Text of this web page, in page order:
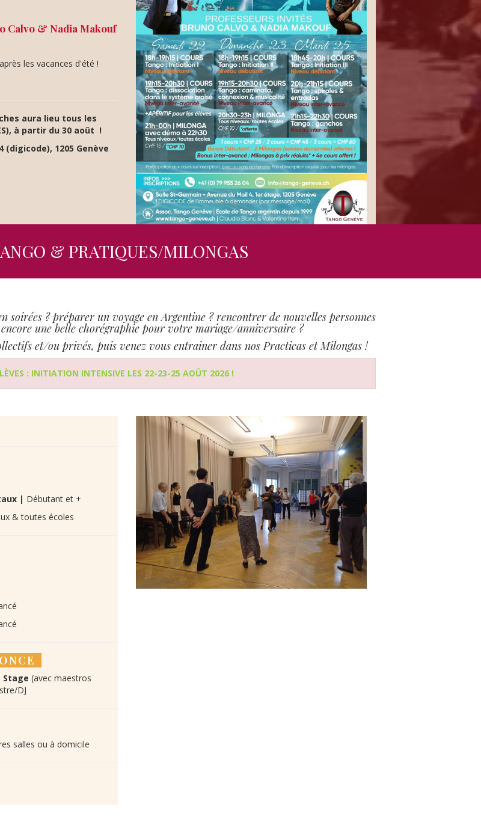
Calvo & Nadia Makouf
les vacances d'été !
aura lieu tous les
à partir du 30 août !
(digicode), 1205 Genève
& PRATIQUES/MILONGAS
soirées ? préparer un voyage en Argentine ? rencontrer de nouvelles personnes
une belle chorégraphie pour votre mariage/anniversaire ?
et/ou privés, puis venez vous entrainer dans nos Practicas et Milongas !
: INITIATION INTENSIVE LES 22-23-25 AOÛT 2026 !
| Débutant et +
& toutes écoles
Stage (avec maestros
DJ
salles ou à domicile